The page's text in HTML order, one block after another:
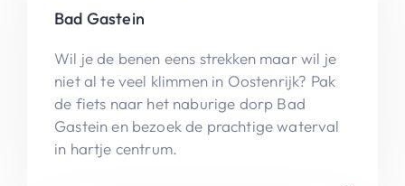
Bad Gastein
Wil je de benen eens strekken maar wil je
niet al te veel klimmen in Oostenrijk? Pak
de fiets naar het naburige dorp Bad
Gastein en bezoek de prachtige waterval
in hartje centrum.